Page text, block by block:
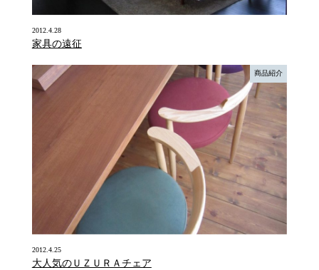
2012.4.28
家具の遠征
商品紹介
2012.4.25
大人気のＵＺＵＲＡチェア